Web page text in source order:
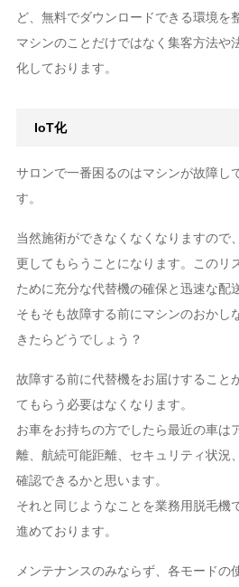
ど、無料でダウンロードできる環境を
マシンのことだけではなく集客方法や
化しております。
IoT化
サロンで一番困るのはマシンが故障し
す。
当然施術ができなくなくなりますので
更してもらうことになります。このリ
ために充分な代替機の確保と迅速な配
そもそも故障する前にマシンのおかし
きたらどうでしょう？
故障する前に代替機をお届けすること
てもらう必要はなくなります。
お車をお持ちの方でしたら最近の車は
離、航続可能距離、セキュリティ状況
確認できるかと思います。
それと同じようなことを業務用脱毛機
進めております。
メンテナンスのみならず、各モードの